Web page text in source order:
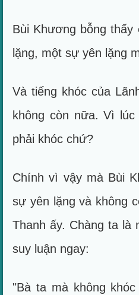
Bùi Khương bỗng thấy
lặng, một sự yên lặng
Và tiếng khóc của
không còn nữa. Vì
phải khóc chứ?
Chính vì vậy mà Bùi
sự yên lặng và không
Thanh ấy. Chàng ta là
suy luận ngay:
"Bà ta mà không